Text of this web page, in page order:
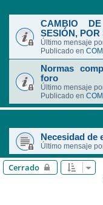
CAMBIO
SESIÓN,
Último mensaje
Publicado en
Normas
foro
Último mensaje
Publicado en
Necesidad de
Último mensaje
Cerrado